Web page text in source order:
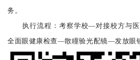
务。
执行流程：考察学校—对接校方与
全面眼健康检查—散瞳验光配镜—发放眼